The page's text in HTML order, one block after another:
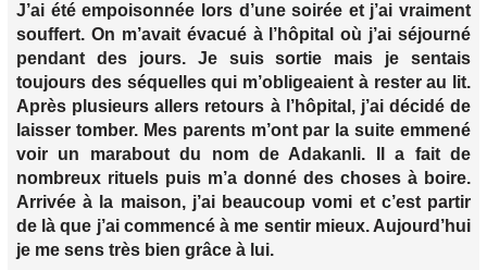
J’ai été empoisonnée lors d’une soirée et j’ai vraiment
souffert. On m’avait évacué à l’hôpital où j’ai séjourné
pendant des jours. Je suis sortie mais je sentais
toujours des séquelles qui m’obligeaient à rester au lit.
Après plusieurs allers retours à l’hôpital, j’ai décidé de
laisser tomber. Mes parents m’ont par la suite emmené
voir un marabout du nom de Adakanli. Il a fait de
nombreux rituels puis m’a donné des choses à boire.
Arrivée à la maison, j’ai beaucoup vomi et c’est partir
de là que j’ai commencé à me sentir mieux. Aujourd’hui
je me sens très bien grâce à lui.